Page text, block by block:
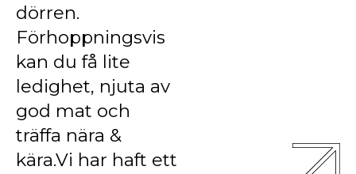
dörren.
Förhoppningsvis
kan du få lite
ledighet, njuta av
god mat och
träffa nära &
kära.Vi har haft ett